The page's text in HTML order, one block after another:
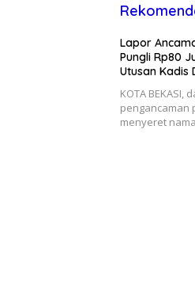
Lapor
Pungli Rp80
Utusan Kadis
KOTA
pengancaman
menyeret